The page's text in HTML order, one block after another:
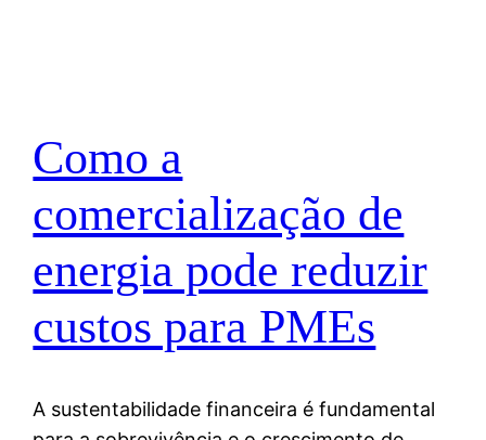
Como a
comercialização de
energia pode reduzir
custos para PMEs
A sustentabilidade financeira é fundamental